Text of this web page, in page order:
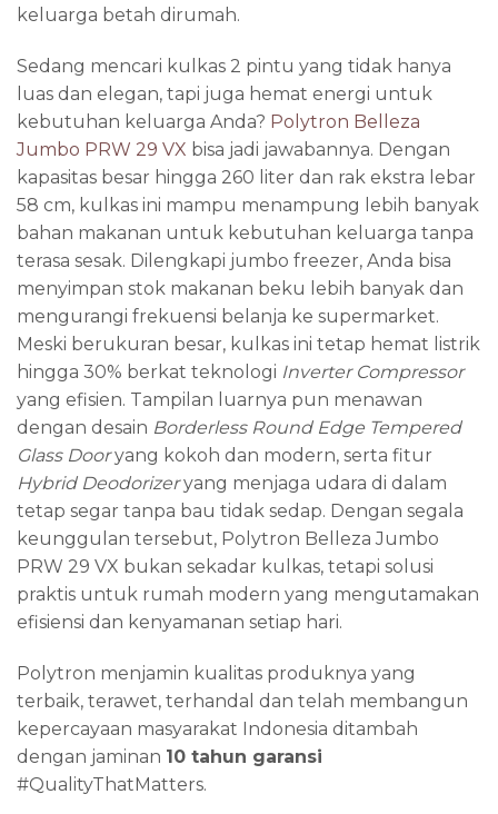
keluarga betah dirumah.
Sedang mencari kulkas 2 pintu yang tidak hanya
luas dan elegan, tapi juga hemat energi untuk
kebutuhan keluarga Anda? Polytron Belleza
Jumbo PRW 29 VX bisa jadi jawabannya. Dengan
kapasitas besar hingga 260 liter dan rak ekstra lebar
58 cm, kulkas ini mampu menampung lebih banyak
bahan makanan untuk kebutuhan keluarga tanpa
terasa sesak. Dilengkapi jumbo freezer, Anda bisa
menyimpan stok makanan beku lebih banyak dan
mengurangi frekuensi belanja ke supermarket.
Meski berukuran besar, kulkas ini tetap hemat listrik
hingga 30% berkat teknologi Inverter Compressor
yang efisien. Tampilan luarnya pun menawan
dengan desain Borderless Round Edge Tempered
Glass Dooryang kokoh dan modern, serta fitur
Hybrid Deodorizeryang menjaga udara di dalam
tetap segar tanpa bau tidak sedap. Dengan segala
keunggulan tersebut, Polytron Belleza Jumbo
PRW 29 VX bukan sekadar kulkas, tetapi solusi
praktis untuk rumah modern yang mengutamakan
efisiensi dan kenyamanan setiap hari.
Polytron menjamin kualitas produknya yang
terbaik, terawet, terhandal dan telah membangun
kepercayaan masyarakat Indonesia ditambah
dengan jaminan 10 tahun garansi
#QualityThatMatters.